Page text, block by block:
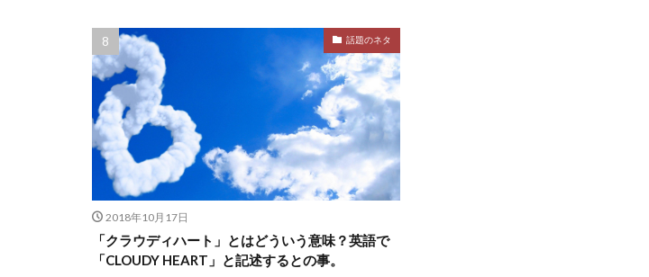
話題のネタ
2018年10月17日
「クラウディハート」とはどういう意味？英語で
「CLOUDY HEART」と記述するとの事。